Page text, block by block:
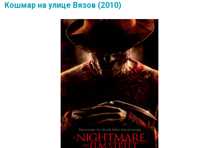
Кошмар на улице Вязов (2010)